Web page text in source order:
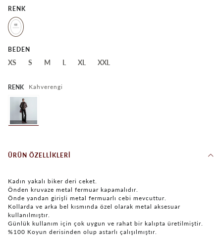
RENK
BEDEN
XS S M L XL XXL
RENK Kahverengi
ÜRÜN ÖZELLIKLERI
Kadın yakalı biker deri ceket.
Önden kruvaze metal fermuar kapamalıdır.
Önde yandan girişli metal fermuarlı cebi mevcuttur.
Kollarda ve arka bel kısmında özel olarak metal aksesuar
kullanılmıştır.
Günlük kullanım için çok uygun ve rahat bir kalıpta üretilmiştir.
%100 Koyun derisinden olup astarlı çalışılmıştır.